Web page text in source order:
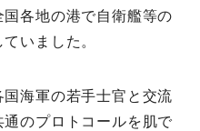
各地の港で自衛艦等の
いました。
海軍の若手士官と交流
のプロトコールを肌で